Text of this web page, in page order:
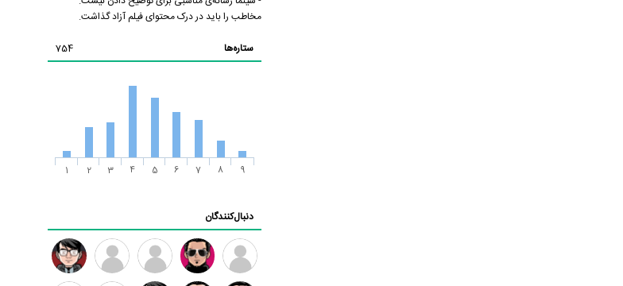
مخاطب را باید در درک محتوای فیلم آزاد گذاشت.
ستاره‌ها
754
1 2 3 4 5 6 7 8 9
دنبال‌کنندگان